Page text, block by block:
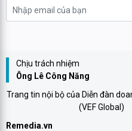
Chịu trách nhiệm
Ông Lê Công Năng
Trang tin nội bộ của Diễn đàn
(VEF Global)
Remedia.vn